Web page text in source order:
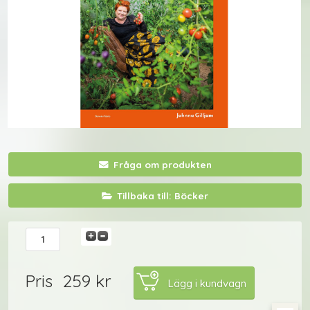
Fråga om produkten
Tillbaka till: Böcker
Pris 259 kr